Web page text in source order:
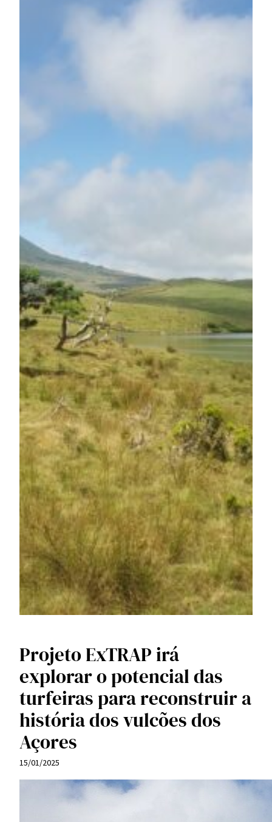
Projeto ExTRAP irá
explorar o potencial das
turfeiras para reconstruir a
história dos vulcões dos
Açores
15/01/2025